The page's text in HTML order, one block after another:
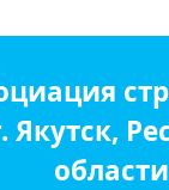
области